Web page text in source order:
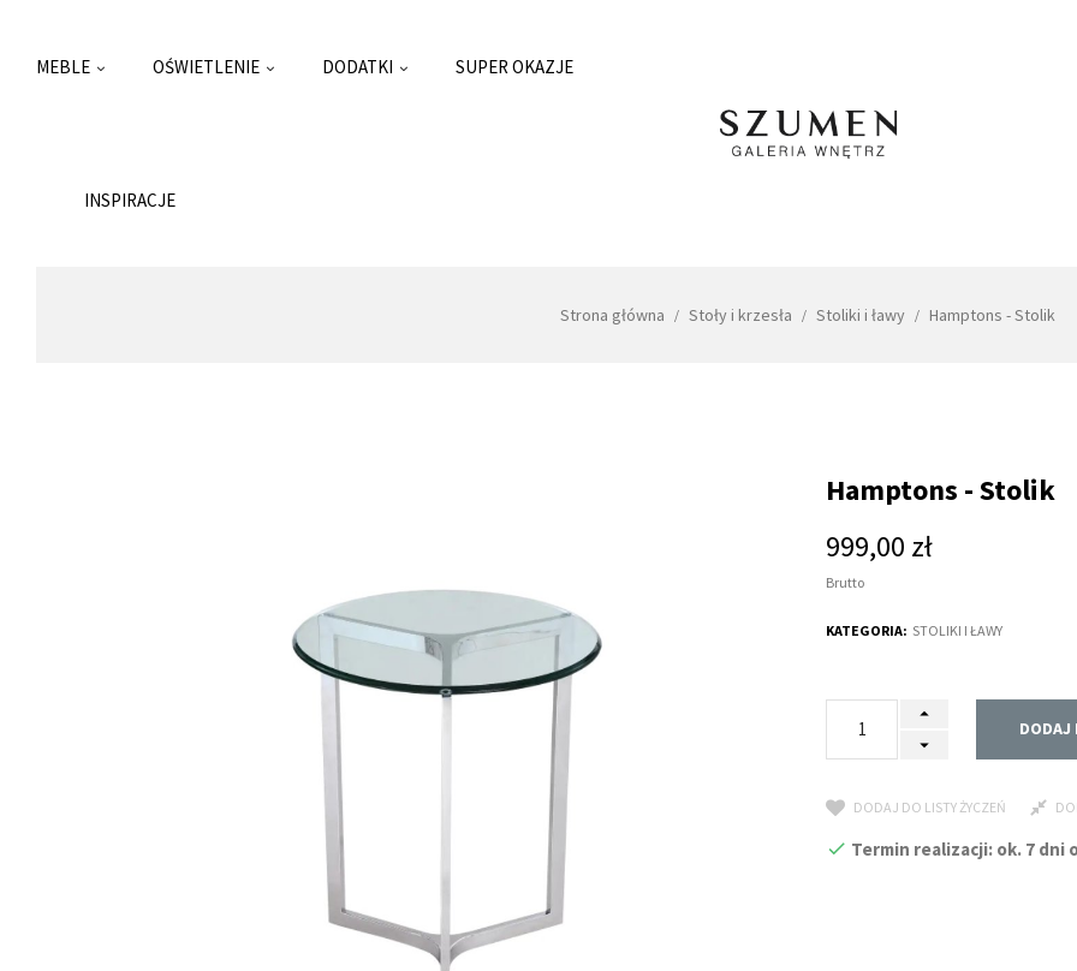
MEBLE OŚWIETLENIE DODATKI SUPER OKAZJE
INSPIRACJE
Strona główna Stoły i krzesła Stoliki i ławy Hamptons - Stolik
Hamptons - Stolik
999,00 zł
Brutto
KATEGORIA: STOLIKI I ŁAWY
DODAJ
DODAJ DO LISTY ŻYCZEŃ
Termin realizacji: ok. 7